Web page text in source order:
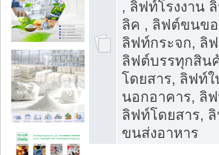
, ลิฟท์โรงงาน
ลิค , ลิฟต์ขนข
ลิฟท์กระจก, ลิ
ลิฟต์บรรทุกสิน
โดยสาร, ลิฟท์
นอกอาคาร, ลิ
ลิฟท์โดยสาร,
ขนส่งอาหาร